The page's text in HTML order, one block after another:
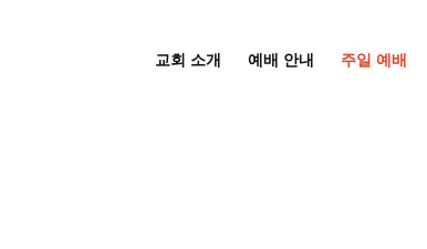
교회 소개 예배 안내 주일 예배